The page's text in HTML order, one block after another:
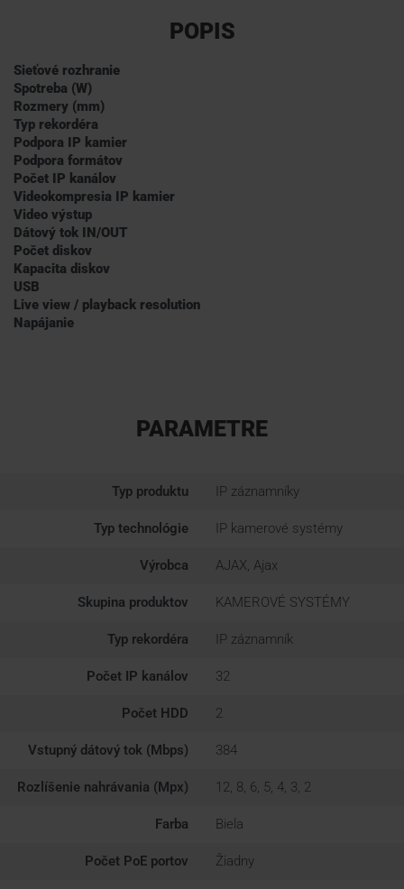
POPIS
Sieťové rozhranie
Spotreba (W)
Rozmery (mm)
Typ rekordéra
Podpora IP kamier
Podpora formátov
Počet IP kanálov
Videokompresia IP kamier
Video výstup
Dátový tok IN/OUT
Počet diskov
Kapacita diskov
USB
Live view / playback resolution
Napájanie
PARAMETRE
Typ produktu IP záznamníky
Typ technológie IP kamerové systémy
Výrobca AJAX, Ajax
Skupina produktov KAMEROVÉ SYSTÉMY
Typ rekordéra IP záznamník
Počet IP kanálov 32
Počet HDD 2
Vstupný dátový tok (Mbps) 384
Rozlíšenie nahrávania (Mpx) 12, 8, 6, 5, 4, 3, 2
Farba Biela
Počet PoE portov Žiadny